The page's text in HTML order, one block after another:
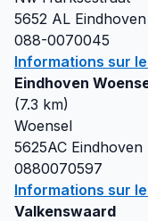
5652 AL Eindhoven
088-0070045
Informations sur
Eindhoven
(7.3 km)
Woensel
5625AC Eindhoven
0880070597
Informations sur
Valkenswaard